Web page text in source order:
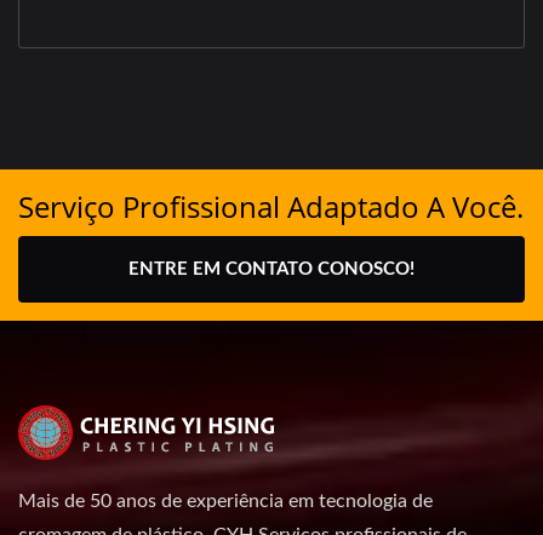
Serviço Profissional Adaptado A Você.
ENTRE EM CONTATO CONOSCO!
Mais de 50 anos de experiência em tecnologia de